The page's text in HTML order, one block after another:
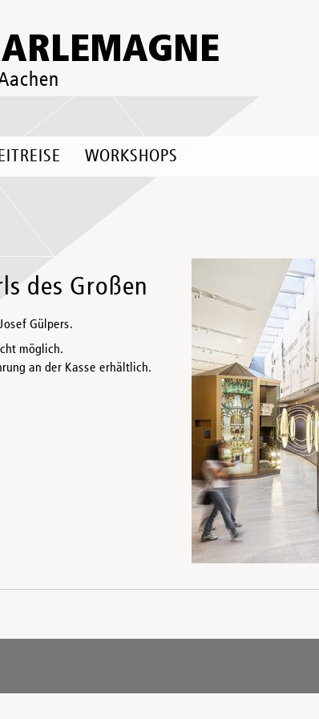
WORKSHOPS
des Großen
Gülpers.
möglich.
an der Kasse erhältlich.